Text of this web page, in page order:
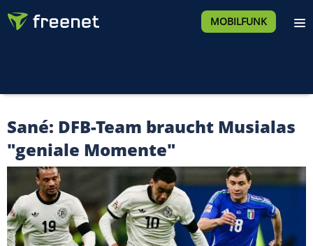
MOBILFUNK
Sané: DFB-Team braucht Musialas
"geniale Momente"